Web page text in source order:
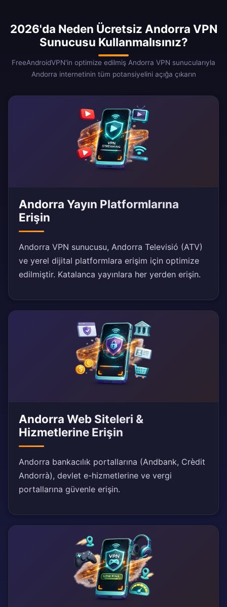
2026'da Neden Ücretsiz Andorra VPN
Sunucusu Kullanmalısınız?
FreeAndroidVPN'in optimize edilmiş Andorra VPN sunucularıyla
Andorra internetinin tüm potansiyelini açığa çıkarın
Andorra Yayın Platformlarına
Erişin
Andorra VPN sunucusu, Andorra Televisió (ATV)
ve yerel dijital platformlara erişim için optimize
edilmiştir. Katalanca yayınlara her yerden erişin.
Andorra Web Siteleri &
Hizmetlerine Erişin
Andorra bankacılık portallarına (Andbank, Crèdit
Andorrà), devlet e-hizmetlerine ve vergi
portallarına güvenle erişin.